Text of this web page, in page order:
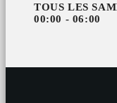
TOUS LES
00:00 - 06:00